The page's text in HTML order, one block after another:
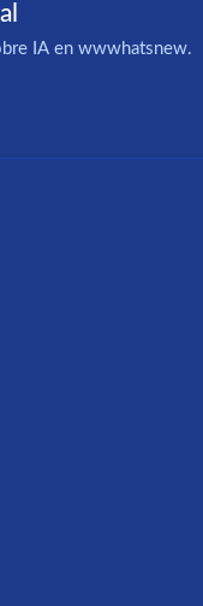
IA en wwwhatsnew.